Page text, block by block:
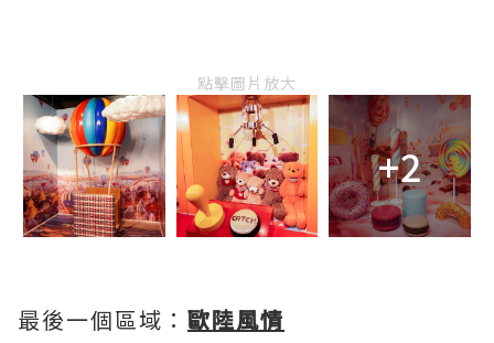
點擊圖片放大
+2
最後一個區域： 歐陸風情